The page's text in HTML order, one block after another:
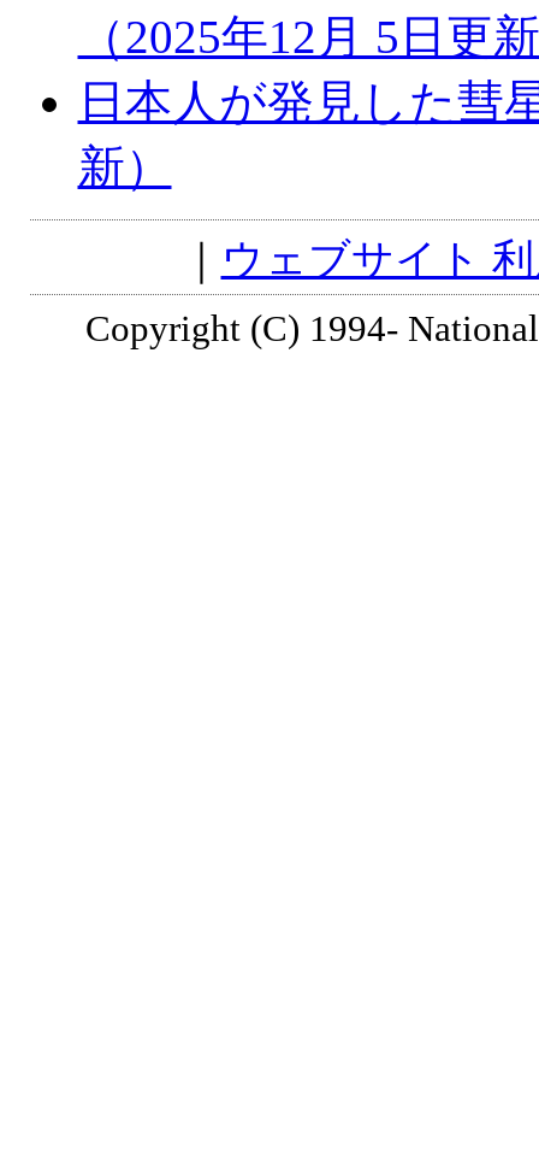
（2025年12月 5日更
日本人が発見した彗
新）
ウェブサイト
Copyright (C) 1994-